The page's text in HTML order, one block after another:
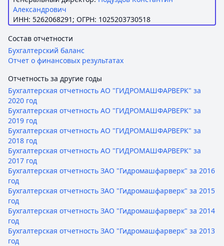
Александрович
ИНН: 5262068291; ОГРН: 1025203730518
Состав отчетности
Бухгалтерский баланс
Отчет о финансовых результатах
Отчетность за другие годы
Бухгалтерская отчетность АО "ГИДРОМАШФАРВЕРК" за
2020 год
Бухгалтерская отчетность АО "ГИДРОМАШФАРВЕРК" за
2019 год
Бухгалтерская отчетность АО "ГИДРОМАШФАРВЕРК" за
2018 год
Бухгалтерская отчетность АО "ГИДРОМАШФАРВЕРК" за
2017 год
Бухгалтерская отчетность ЗАО "Гидромашфарверк" за 2016
год
Бухгалтерская отчетность ЗАО "Гидромашфарверк" за 2015
год
Бухгалтерская отчетность ЗАО "Гидромашфарверк" за 2014
год
Бухгалтерская отчетность ЗАО "Гидромашфарверк" за 2013
год